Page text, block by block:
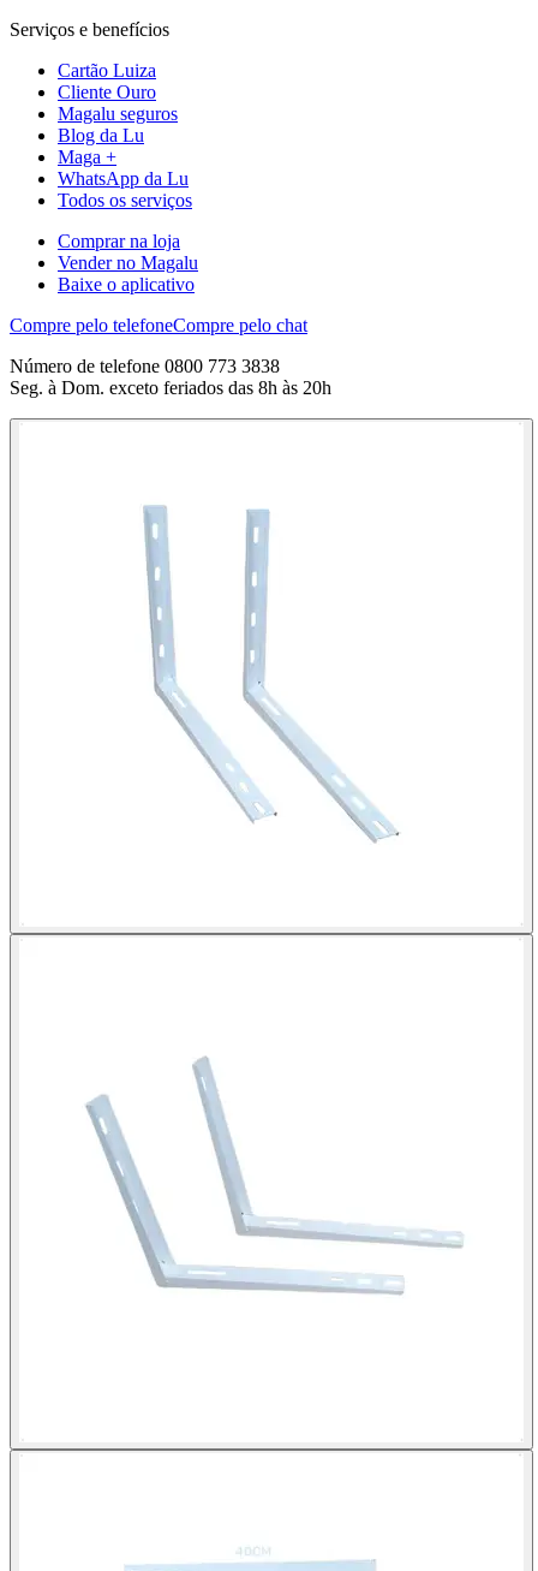
Serviços e benefícios
Cartão Luiza
Cliente Ouro
Magalu seguros
Blog da Lu
Maga +
WhatsApp da Lu
Todos os serviços
Comprar na loja
Vender no Magalu
Baixe o aplicativo
Compre pelo telefoneCompre pelo chat
Número de telefone 0800 773 3838
Seg. à Dom. exceto feriados das 8h às 20h